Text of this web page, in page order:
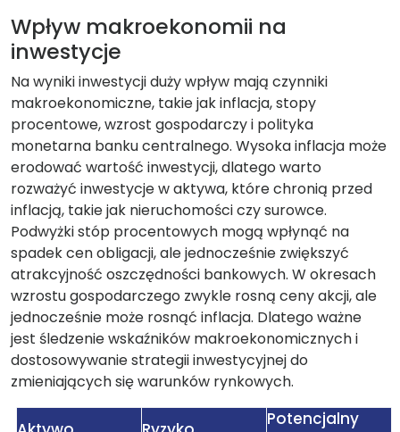
Wpływ makroekonomii na
inwestycje
Na wyniki inwestycji duży wpływ mają czynniki
makroekonomiczne, takie jak inflacja, stopy
procentowe, wzrost gospodarczy i polityka
monetarna banku centralnego. Wysoka inflacja może
erodować wartość inwestycji, dlatego warto
rozważyć inwestycje w aktywa, które chronią przed
inflacją, takie jak nieruchomości czy surowce.
Podwyżki stóp procentowych mogą wpłynąć na
spadek cen obligacji, ale jednocześnie zwiększyć
atrakcyjność oszczędności bankowych. W okresach
wzrostu gospodarczego zwykle rosną ceny akcji, ale
jednocześnie może rosnąć inflacja. Dlatego ważne
jest śledzenie wskaźników makroekonomicznych i
dostosowywanie strategii inwestycyjnej do
zmieniających się warunków rynkowych.
Potencjalny